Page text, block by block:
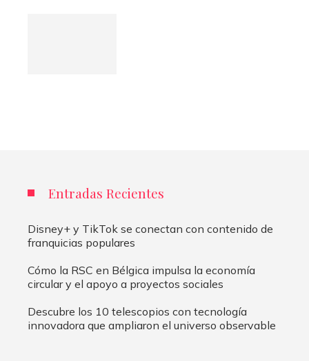
Entradas Recientes
Disney+ y TikTok se conectan con contenido de
franquicias populares
Cómo la RSC en Bélgica impulsa la economía
circular y el apoyo a proyectos sociales
Descubre los 10 telescopios con tecnología
innovadora que ampliaron el universo observable